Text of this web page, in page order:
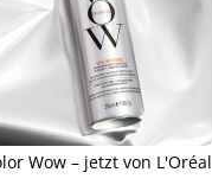
Wow – jetzt von L'Oréal